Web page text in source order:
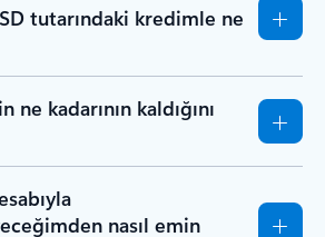
tutarındaki kredimle ne
kadarının kaldığını
nasıl emin